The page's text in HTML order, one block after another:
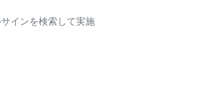
インを検索して実施